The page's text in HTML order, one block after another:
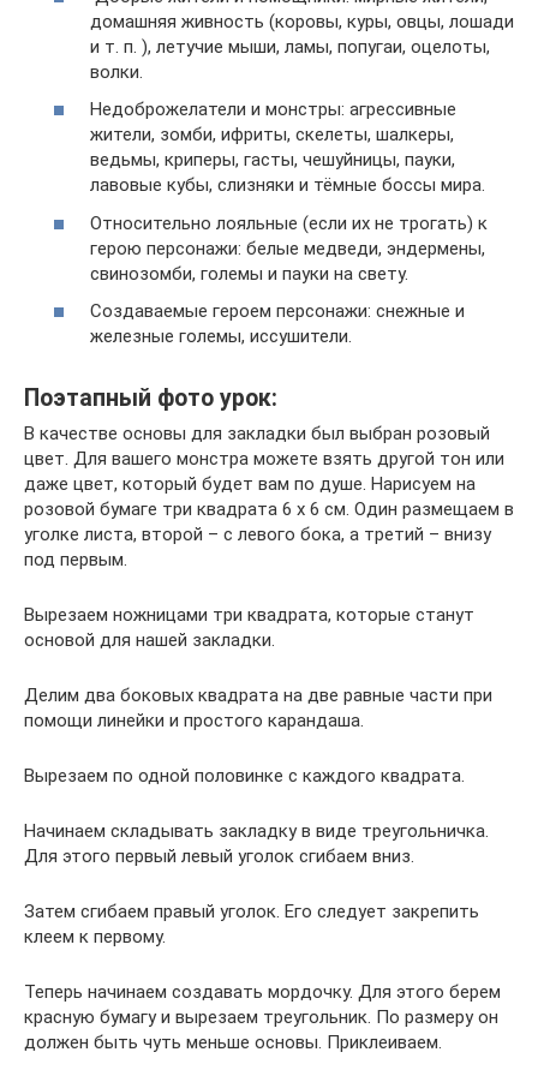
домашняя живность (коровы, куры, овцы, лошади
и т. п. ), летучие мыши, ламы, попугаи, оцелоты,
волки.
Недоброжелатели и монстры: агрессивные
жители, зомби, ифриты, скелеты, шалкеры,
ведьмы, криперы, гасты, чешуйницы, пауки,
лавовые кубы, слизняки и тёмные боссы мира.
Относительно лояльные (если их не трогать) к
герою персонажи: белые медведи, эндермены,
свинозомби, големы и пауки на свету.
Создаваемые героем персонажи: снежные и
железные големы, иссушители.
Поэтапный фото урок:
В качестве основы для закладки был выбран розовый
цвет. Для вашего монстра можете взять другой тон или
даже цвет, который будет вам по душе. Нарисуем на
розовой бумаге три квадрата 6 х 6 см. Один размещаем в
уголке листа, второй – с левого бока, а третий – внизу
под первым.
Вырезаем ножницами три квадрата, которые станут
основой для нашей закладки.
Делим два боковых квадрата на две равные части при
помощи линейки и простого карандаша.
Вырезаем по одной половинке с каждого квадрата.
Начинаем складывать закладку в виде треугольничка.
Для этого первый левый уголок сгибаем вниз.
Затем сгибаем правый уголок. Его следует закрепить
клеем к первому.
Теперь начинаем создавать мордочку. Для этого берем
красную бумагу и вырезаем треугольник. По размеру он
должен быть чуть меньше основы. Приклеиваем.